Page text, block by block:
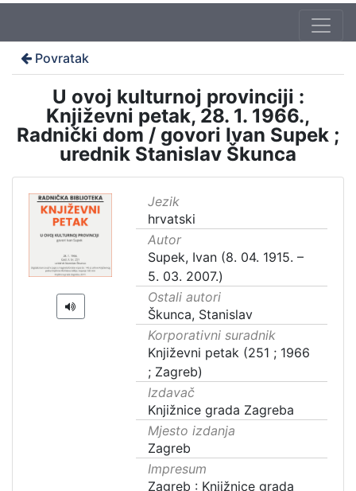
Povratak
U ovoj kulturnoj provinciji :
Književni petak, 28. 1. 1966.,
Radnički dom / govori Ivan Supek ;
urednik Stanislav Škunca
Jezik
hrvatski
Autor
Supek, Ivan (8. 04. 1915. –
5. 03. 2007.)
Ostali autori
Škunca, Stanislav
Korporativni suradnik
Književni petak (251 ; 1966
; Zagreb)
Izdavač
Knjižnice grada Zagreba
Mjesto izdanja
Zagreb
Impresum
Zagreb : Knjižnice grada